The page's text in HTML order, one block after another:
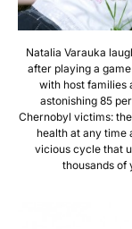
Natalia Varauka
after playing a
with host families
astonishing 85
Chernobyl victims:
health at any time
vicious cycle that
thousands of